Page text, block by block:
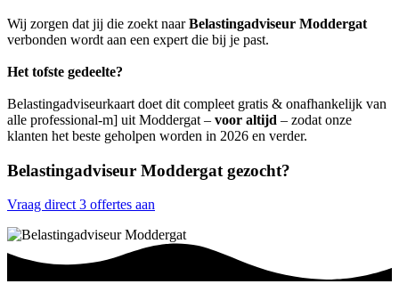
Wij zorgen dat jij die zoekt naarBelastingadviseur Moddergat
verbonden wordt aan een expert die bij je past.
Het tofste gedeelte?
Belastingadviseurkaart doet dit compleet gratis & onafhankelijk van
alle professional-m] uit Moddergat – voor altijd – zodat onze
klanten het beste geholpen worden in 2026 en verder.
Belastingadviseur Moddergat gezocht?
Vraag direct 3 offertes aan